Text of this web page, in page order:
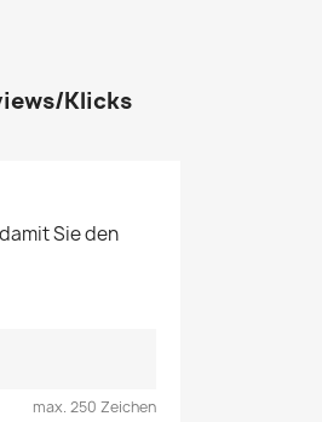
Klicks
Sie den
max. 250 Zeichen